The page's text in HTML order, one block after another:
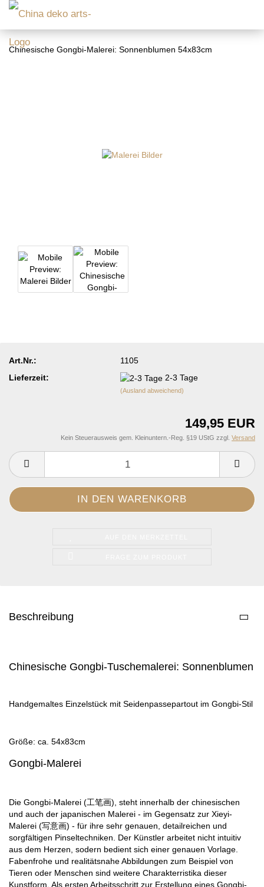
Chinesische Gongbi-Malerei: Sonnenblumen 54x83cm
Art.Nr.:
1105
Lieferzeit:
2-3 Tage
(Ausland abweichend)
149,95 EUR
Kein Steuerausweis gem. Kleinuntern.-Reg. §19 UStG zzgl. Versand
Beschreibung
Chinesische Gongbi-Tuschemalerei: Sonnenblumen
Handgemaltes Einzelstück mit Seidenpassepartout im Gongbi-Stil
Größe: ca. 54x83cm
Gongbi-Malerei
Die Gongbi-Malerei (工笔画), steht innerhalb der chinesischen
und auch der japanischen Malerei - im Gegensatz zur Xieyi-
Malerei (写意画) - für ihre sehr genauen, detailreichen und
sorgfältigen Pinseltechniken. Der Künstler arbeitet nicht intuitiv
aus dem Herzen, sodern bedient sich einer genauen Vorlage.
Fabenfrohe und realitätsnahe Abbildungen zum Beispiel von
Tieren oder Menschen sind weitere Charakterristika dieser
Kunstform. Als ersten Arbeitsschritt zur Erstellung eines Gongbi-